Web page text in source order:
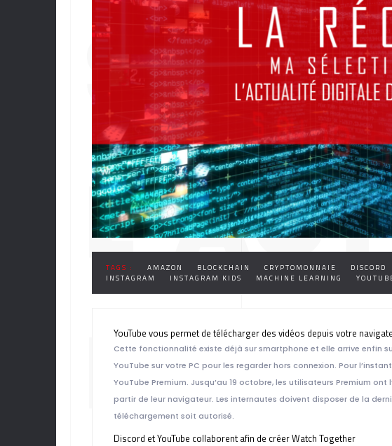
TAGS : AMAZON BLOCKCHAIN CRYPTOMONNAIE DISCORD
INSTAGRAM
INSTAGRAM KIDS MACHINE LEARNING
YouTube vous permet de télécharger des vidéos depuis votre
Cette fonctionnalité existe déjà sur smartphone et elle arrive enfin
YouTube sur votre PC pour les regarder hors connexion. Pour
YouTube Premium. Jusqu’au 19 octobre, les utilisateurs Premium
partir de leur navigateur. Les internautes doivent disposer de la
téléchargement soit autorisé.
Discord et YouTube collaborent afin de créer Watch Together